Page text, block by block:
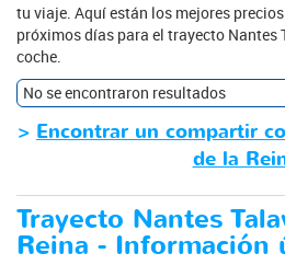
tu viaje. Aquí están los mejores
próximos días para el trayecto Nantes
coche.
No se encontraron resultados
> Encontrar un compartir
de la
Trayecto Nantes
Reina - Información